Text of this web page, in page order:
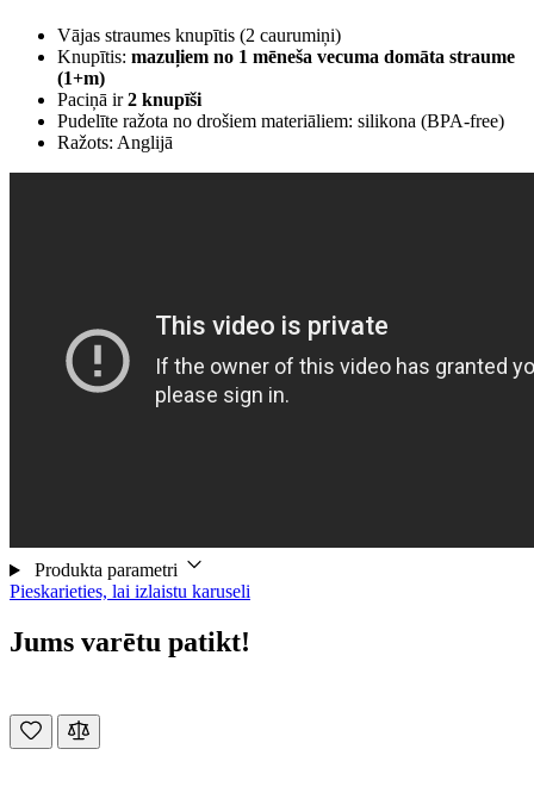
Vājas straumes knupītis (2 caurumiņi)
Knupītis: mazuļiem no 1 mēneša vecuma domāta straume
(1+m)
Paciņā ir2 knupīši
Pudelīte ražota no drošiem materiāliem: silikona (BPA-free)
Ražots: Anglijā
Produkta parametri
Pieskarieties, lai izlaistu karuseli
Jums varētu patikt!